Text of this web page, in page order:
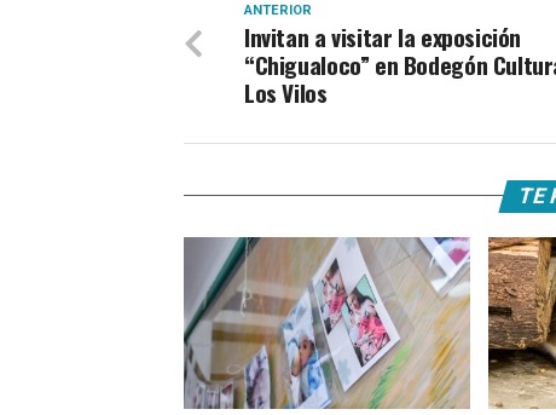
ANTERIOR
Invitan a visitar la exposición
“Chigualoco” en Bodegón
Los Vilos
TE